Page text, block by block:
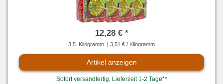
12,28 € *
3.5 Kilogramm | 3,51 € / Kilogramm
Artikel anzeigen
Sofort versandfertig, Lieferzeit 1-2 Tage**